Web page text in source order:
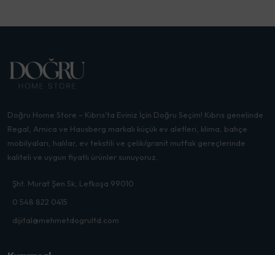
Doğru Home Store – Kıbrıs’ta Eviniz İçin Doğru Seçim! Kıbrıs genelinde
Regal, Arnica ve Hausberg markalı küçük ev aletleri, klima, bahçe
mobilyaları, halılar, ev tekstili ve çelik/granit mutfak gereçlerinde
kaliteli ve uygun fiyatlı ürünler sunuyoruz.
Şht. Murat Şen Sk, Lefkoşa 99010
0 548 822 0415
dijital@mehmetdogrultd.com